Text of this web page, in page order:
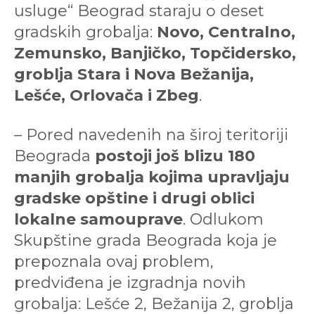
usluge“ Beograd staraju o deset
gradskih grobalja: Novo, Centralno,
Zemunsko, Banjičko, Topčidersko,
groblja Stara i Nova Bežanija,
Lešće, Orlovača i Zbeg.
– Pored navedenih na široj teritoriji
Beograda postoji još blizu 180
manjih grobalja kojima upravljaju
gradske opštine i drugi oblici
lokalne samouprave. Odlukom
Skupštine grada Beograda koja je
prepoznala ovaj problem,
predviđena je izgradnja novih
grobalja: Lešće 2, Bežanija 2, groblja